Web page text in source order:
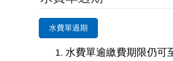
水費單過期
水費單逾繳費期限仍可